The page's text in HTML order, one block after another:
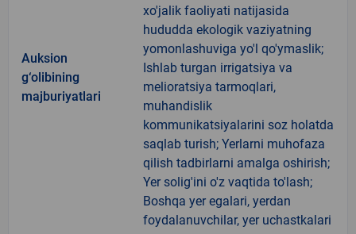
Auksion
g‘olibining
majburiyatlari
xo'jalik faoliyati natijasida
hududda ekologik vaziyatning
yomonlashuviga yo'l qo'ymaslik;
Ishlab turgan irrigatsiya va
melioratsiya tarmoqlari,
muhandislik
kommunikatsiyalarini soz holatda
saqlab turish; Yerlarni muhofaza
qilish tadbirlarni amalga oshirish;
Yer solig'ini o'z vaqtida to'lash;
Boshqa yer egalari, yerdan
foydalanuvchilar, yer uchastkalari